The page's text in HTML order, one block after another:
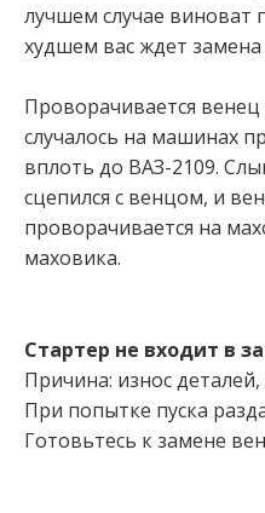
лучшем случае виноват
худшем вас ждет замена
Проворачивается
случалось на машинах
вплоть до ВАЗ-2109.
сцепился с венцом, и
проворачивается на
маховика.
Стартер не входит в
Причина: износ
При попытке пуска
Готовьтесь к замене